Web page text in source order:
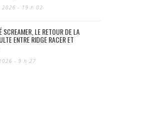
2026 - 19 h 02
SCREAMER, LE RETOUR DE LA
ENTRE RIDGE RACER ET
- 9 h 27